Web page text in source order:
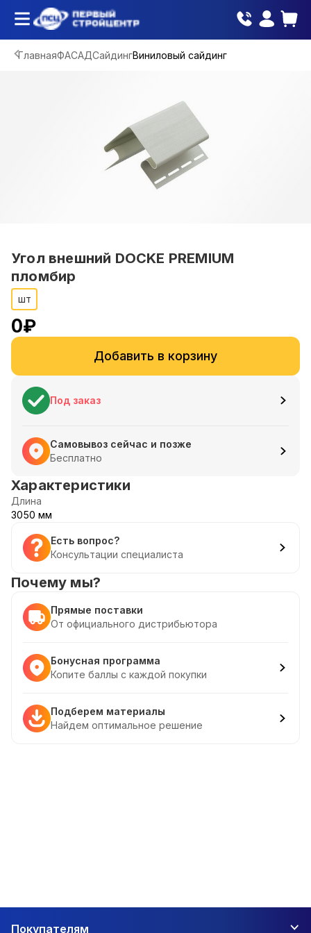
ГлавнаяФАСАДСайдингВиниловый сайдинг
Угол внешний DOCKE PREMIUM
пломбир
шт
0₽
Добавить в корзину
Под заказ
Самовывоз сейчас и позже
Бесплатно
Характеристики
Длина
3050 мм
Есть вопрос?
Консультации специалиста
Почему мы?
Прямые поставки
От официального дистрибьютора
Бонусная программа
Копите баллы с каждой покупки
Подберем материалы
Найдем оптимальное решение
Покупателям